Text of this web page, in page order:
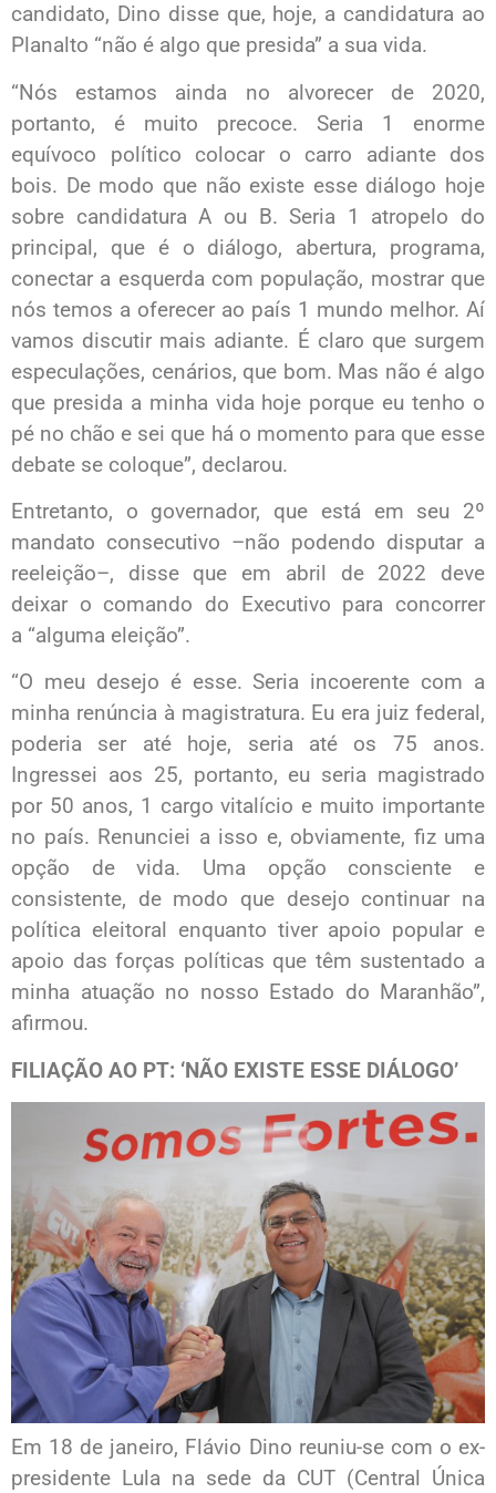
candidato, Dino disse que, hoje, a candidatura ao
Planalto “não é algo que presida” a sua vida.
“Nós estamos ainda no alvorecer de 2020,
portanto, é muito precoce. Seria 1 enorme
equívoco político colocar o carro adiante dos
bois. De modo que não existe esse diálogo hoje
sobre candidatura A ou B. Seria 1 atropelo do
principal, que é o diálogo, abertura, programa,
conectar a esquerda com população, mostrar que
nós temos a oferecer ao país 1 mundo melhor. Aí
vamos discutir mais adiante. É claro que surgem
especulações, cenários, que bom. Mas não é algo
que presida a minha vida hoje porque eu tenho o
pé no chão e sei que há o momento para que esse
debate se coloque”, declarou.
Entretanto, o governador, que está em seu 2º
mandato consecutivo –não podendo disputar a
reeleição–, disse que em abril de 2022 deve
deixar o comando do Executivo para concorrer
a “alguma eleição”.
“O meu desejo é esse. Seria incoerente com a
minha renúncia à magistratura. Eu era juiz federal,
poderia ser até hoje, seria até os 75 anos.
Ingressei aos 25, portanto, eu seria magistrado
por 50 anos, 1 cargo vitalício e muito importante
no país. Renunciei a isso e, obviamente, fiz uma
opção de vida. Uma opção consciente e
consistente, de modo que desejo continuar na
política eleitoral enquanto tiver apoio popular e
apoio das forças políticas que têm sustentado a
minha atuação no nosso Estado do Maranhão”,
afirmou.
FILIAÇÃO AO PT: ‘NÃO EXISTE ESSE DIÁLOGO’
Em 18 de janeiro, Flávio Dino reuniu-se com o ex-
presidente Lula na sede da CUT (Central Única